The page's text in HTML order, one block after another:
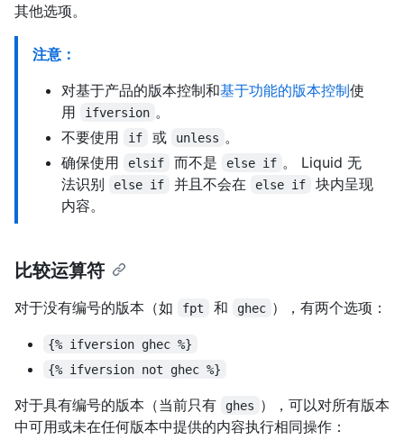
其他选项。
注意：
对基于产品的版本控制和基于功能的版本控制使
用
ifversion 。
不要使用
if 或 unless 。
确保使用
elsif 而不是 else if 。 Liquid 无
法识别
else if 并且不会在 else if
块内呈现
内容。
比较运算符
对于没有编号的版本（如 fpt 和 ghec ），有两个选项：
{% ifversion ghec %}
{% ifversion not ghec %}
对于具有编号的版本（当前只有 ghes ），可以对所有版本
中可用或未在任何版本中提供的内容执行相同操作：